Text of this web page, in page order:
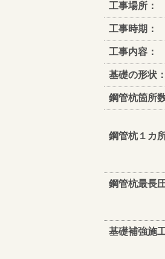
工事場所：
工事時期：
工事内容：
基礎の形状：
鋼管杭箇所
鋼管杭１カ
鋼管杭最長
基礎補強施